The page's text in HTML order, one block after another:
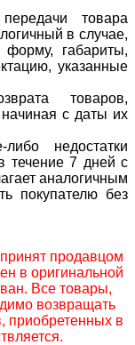
товара
в случае,
габариты,
указанные
товаров,
с даты их
недостатки
течение 7 дней с
аналогичным
покупателю без
продавцом
в оригинальной
Все товары,
возвращать
приобретенных в